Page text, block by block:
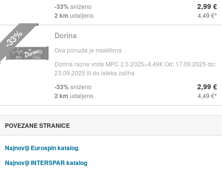
-33%sniženo
2 km udaljeno
2,99 €
4,49 €
Dorina
Ova ponuda je neaktivna
Dorina razne vrste MPC 2.5.2025=4,49€ Od: 17.09.2025 do:
23.09.2025 ili do isteka zaliha
-33%sniženo
2 km udaljeno
2,99 €
4,49 €
-33%
POVEZANE STRANICE
Najnoviji Eurospin katalog
Najnoviji INTERSPAR katalog